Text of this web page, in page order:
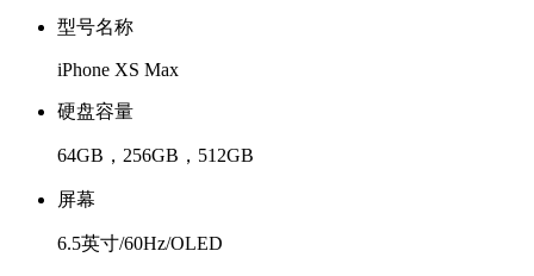
型号名称
iPhone XS Max
硬盘容量
64GB，256GB，512GB
屏幕
6.5英寸/60Hz/OLED